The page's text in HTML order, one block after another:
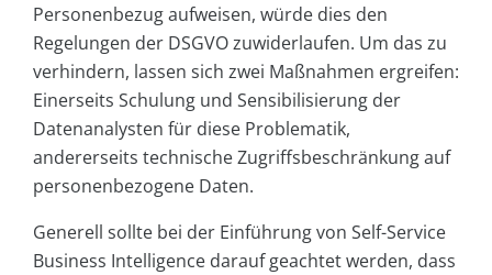
Personenbezug aufweisen, würde dies den
Regelungen der DSGVO zuwiderlaufen. Um das zu
verhindern, lassen sich zwei Maßnahmen ergreifen:
Einerseits Schulung und Sensibilisierung der
Datenanalysten für diese Problematik,
andererseits technische Zugriffsbeschränkung auf
personenbezogene Daten.
Generell sollte bei der Einführung von Self-Service
Business Intelligence darauf geachtet werden, dass